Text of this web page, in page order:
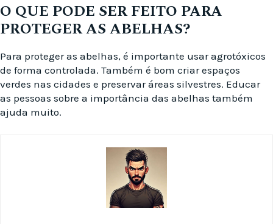
O QUE PODE SER FEITO PARA
PROTEGER AS ABELHAS?
Para proteger as abelhas, é importante usar agrotóxicos
de forma controlada. Também é bom criar espaços
verdes nas cidades e preservar áreas silvestres. Educar
as pessoas sobre a importância das abelhas também
ajuda muito.